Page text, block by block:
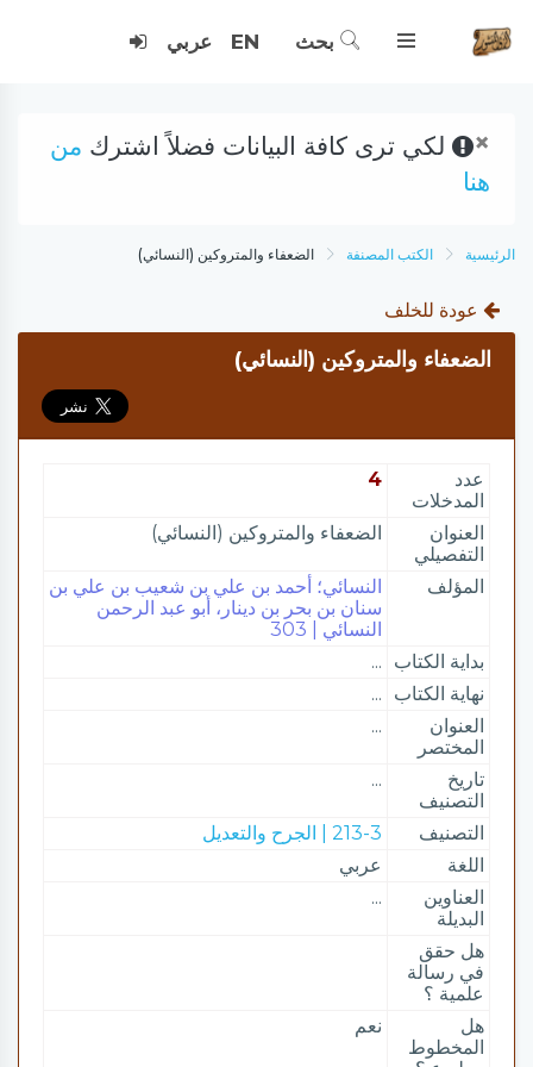
بحث EN عربي
× لكي ترى كافة البيانات فضلاً اشترك من
هنا
الرئيسية الكتب المصنفة الضعفاء والمتروكين (النسائي)
عودة للخلف
الضعفاء والمتروكين (النسائي)
عدد
المدخلات
4
العنوان
التفصيلي
الضعفاء والمتروكين (النسائي)
المؤلف
النسائي؛ أحمد بن علي بن شعيب بن علي بن
سنان بن بحر بن دينار، أبو عبد الرحمن
النسائي | 303
بداية الكتاب
...
نهاية الكتاب
...
العنوان
المختصر
...
تاريخ
التصنيف
...
التصنيف
213-3 | الجرح والتعديل
اللغة
عربي
العناوين
البديلة
...
هل حقق
في رسالة
علمية ؟
هل
المخطوط
نعم